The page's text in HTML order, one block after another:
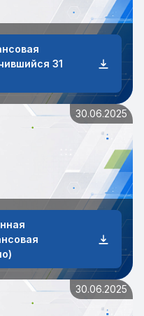
31
30.06.2025
30.06.2025